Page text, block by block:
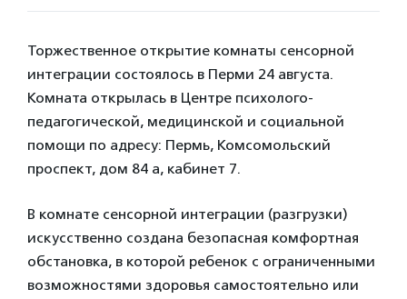
Торжественное открытие комнаты сенсорной
интеграции состоялось в Перми 24 августа.
Комната открылась в Центре психолого-
педагогической, медицинской и социальной
помощи по адресу: Пермь, Комсомольский
проспект, дом 84 а, кабинет 7.
В комнате сенсорной интеграции (разгрузки)
искусственно создана безопасная комфортная
обстановка, в которой ребенок с ограниченными
возможностями здоровья самостоятельно или